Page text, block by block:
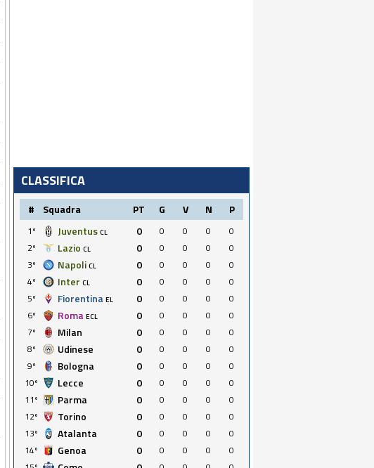
CLASSIFICA
# Squadra PT G V N P
1º Juventus CL 0 0 0 0
0
2º
Lazio CL 0 0 0 0
0
3º
Napoli CL 0 0 0 0
0
4º
Inter CL 0 0 0 0
0
5º
Fiorentina EL 0 0 0 0
0
6º
Roma ECL 0 0 0 0
0
7º
Milan 0 0 0 0
0
8º
Udinese 0 0 0 0
0
9º
Bologna 0 0 0 0
0
10º
Lecce 0 0 0 0
0
11º
Parma 0 0 0 0
0
12º
Torino 0 0 0 0
0
13º
Atalanta 0 0 0 0
0
14º
Genoa 0 0 0 0
0